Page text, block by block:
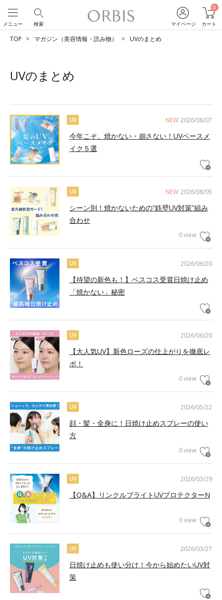
マイページ
0
カート
検索
メニュー
TOP マガジン（美容情報・読み物） UVのまとめ
UVのまとめ
NEW 2026/08/07
UV
今年こそ、焼かない・崩さない！UVベースメ
イク５選
NEW 2026/08/05
UV
シーン別！焼かないための“鉄壁UV対策”組み
合わせ
0 view
2026/06/20
UV
【待望の新色も！】ベスコス受賞日焼け止め
「焼かない」秘密
2026/06/20
UV
【大人気UV】新色ローズの仕上がりを徹底レ
ポ！
0 view
2026/05/22
UV
顔・髪・全身に！日焼け止めスプレーの使い
方
0 view
2026/03/29
UV
【Q&A】リンクルブライトUVプロテクターN
0 view
2026/03/27
UV
日焼け止めも使い分け！今から始めたいUV対
策